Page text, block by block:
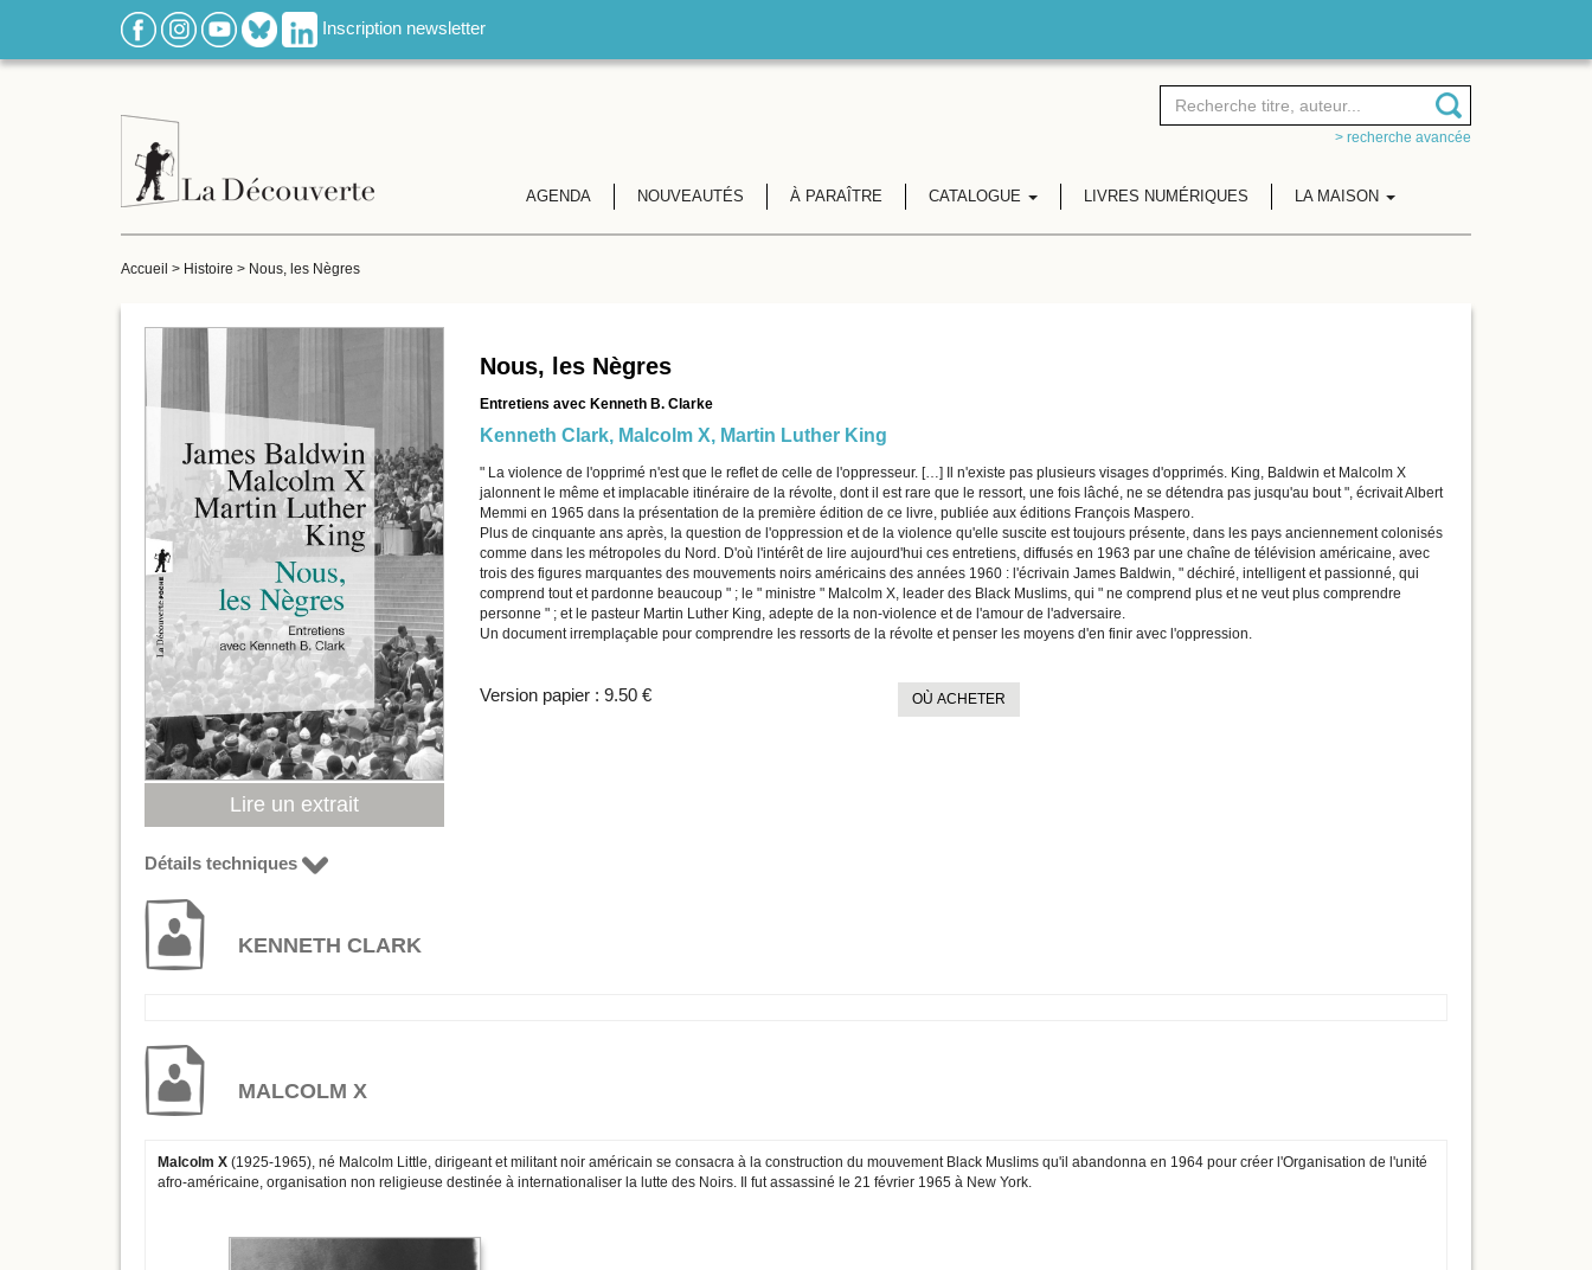
Inscription newsletter
> recherche avancée
AGENDA NOUVEAUTÉS À PARAÎTRE CATALOGUE LIVRES NUMÉRIQUES LA MAISON
Accueil > Histoire > Nous, les Nègres
Lire un extrait
Nous, les Nègres
Entretiens avec Kenneth B. Clarke
Kenneth Clark, Malcolm X, Martin Luther King
" La violence de l'opprimé n'est que le reflet de celle de l'oppresseur. […] Il n'existe pas plusieurs visages d'opprimés. King, Baldwin et Malcolm X
jalonnent le même et implacable itinéraire de la révolte, dont il est rare que le ressort, une fois lâché, ne se détendra pas jusqu'au bout ", écrivait Albert
Memmi en 1965 dans la présentation de la première édition de ce livre, publiée aux éditions François Maspero.
Plus de cinquante ans après, la question de l'oppression et de la violence qu'elle suscite est toujours présente, dans les pays anciennement colonisés
comme dans les métropoles du Nord. D'où l'intérêt de lire aujourd'hui ces entretiens, diffusés en 1963 par une chaîne de télévision américaine, avec
trois des figures marquantes des mouvements noirs américains des années 1960 : l'écrivain James Baldwin, " déchiré, intelligent et passionné, qui
comprend tout et pardonne beaucoup " ; le " ministre " Malcolm X, leader des Black Muslims, qui " ne comprend plus et ne veut plus comprendre
personne " ; et le pasteur Martin Luther King, adepte de la non-violence et de l'amour de l'adversaire.
Un document irremplaçable pour comprendre les ressorts de la révolte et penser les moyens d'en finir avec l'oppression.
Version papier : 9.50 € OÙ ACHETER
Détails techniques
KENNETH CLARK
MALCOLM X
Malcolm X (1925-1965), né Malcolm Little, dirigeant et militant noir américain se consacra à la construction du mouvement Black Muslims qu'il abandonna en 1964 pour créer l'Organisation de l'unité
afro-américaine, organisation non religieuse destinée à internationaliser la lutte des Noirs. Il fut assassiné le 21 février 1965 à New York.